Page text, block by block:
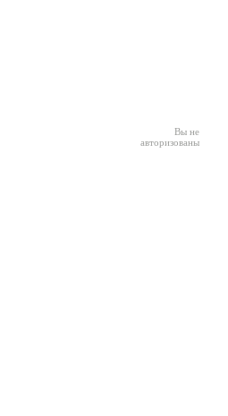
Вы не
авторизованы